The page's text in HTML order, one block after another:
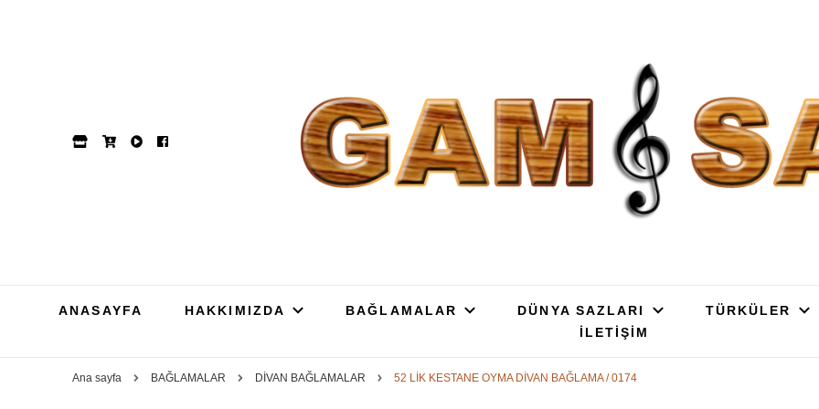
ANASAYFA HAKKIMIZDA BAĞLAMALAR DÜNYA SAZLARI TÜRKÜLER
İLETİŞİM
Ana sayfa BAĞLAMALAR DİVAN BAĞLAMALAR 52 LİK KESTANE OYMA DİVAN BAĞLAMA / 0174